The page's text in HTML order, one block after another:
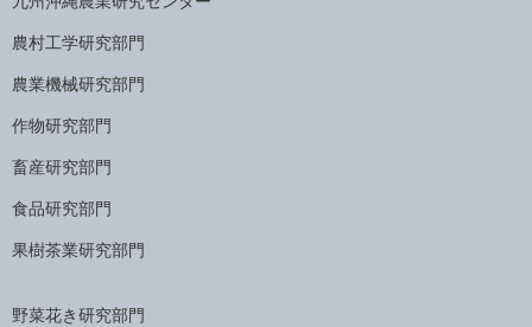
農村工学研究部門
農業機械研究部門
作物研究部門
畜産研究部門
食品研究部門
果樹茶業研究部門
野菜花き研究部門